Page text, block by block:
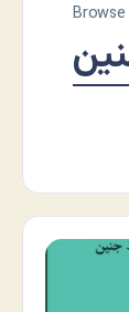
Browse